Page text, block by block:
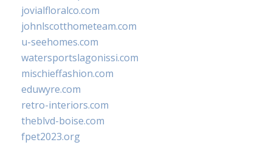
jovialfloralco.com
johnlscotthometeam.com
u-seehomes.com
watersportslagonissi.com
mischieffashion.com
eduwyre.com
retro-interiors.com
theblvd-boise.com
fpet2023.org